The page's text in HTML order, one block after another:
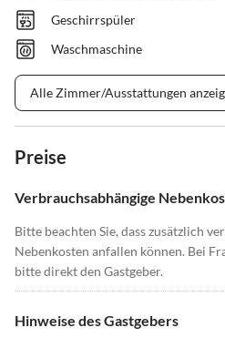
Geschirrspüler
Waschmaschine
Alle Zimmer/Ausstattungen
Preise
Verbrauchsabhängige
Bitte beachten Sie, dass zusätzlich
Nebenkosten anfallen können. Bei
bitte direkt den Gastgeber.
Hinweise des Gastgebers